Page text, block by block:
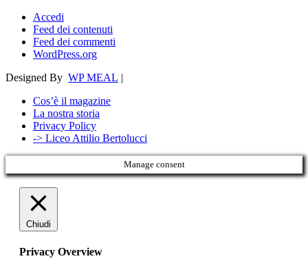
Accedi
Feed dei contenuti
Feed dei commenti
WordPress.org
Designed By WP MEAL |
Cos’è il magazine
La nostra storia
Privacy Policy
-> Liceo Attilio Bertolucci
Manage consent
Chiudi
Privacy Overview